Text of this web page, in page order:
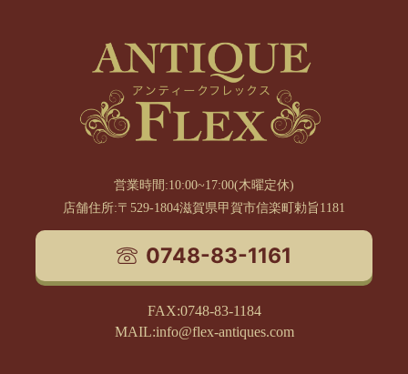
営業時間:10:00~17:00(木曜定休)
店舗住所:〒529-1804滋賀県甲賀市信楽町勅旨1181
0748-83-1161
FAX:0748-83-1184
MAIL:info@flex-antiques.com